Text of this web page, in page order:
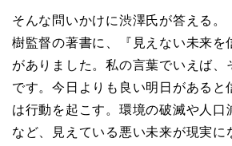
そんな問いかけに渋澤氏が答える。
樹監督の著書に、『見えない未来を
がありました。私の言葉でいえば、
です。今日よりも良い明日があると
は行動を起こす。環境の破滅や人口
など、見えている悪い未来が現実に